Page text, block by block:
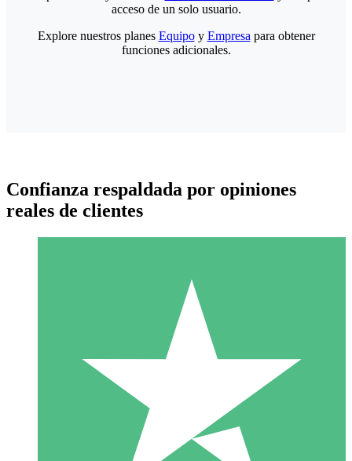
Paquetes de Créditos Individuales
Paga según el uso con créditos de descarga. Sin compromiso
10 00
acceso de un solo usuario.
Explore nuestros planes Equipoy Empresa para obtener
funciones adicionales.
Confianza respaldada por opiniones
reales de clientes